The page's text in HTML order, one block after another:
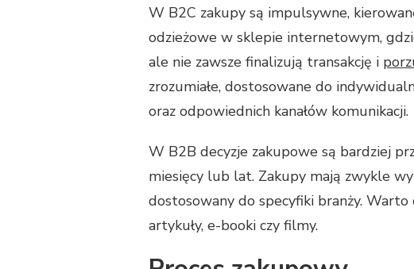
W B2C zakupy są impulsywne,
odzieżowe w sklepie internetowym,
ale nie zawsze finalizują transakcję i
zrozumiałe, dostosowane do
oraz odpowiednich kanałów komunikacji.
W B2B decyzje zakupowe są bardziej
miesięcy lub lat. Zakupy mają zwykle
dostosowany do specyfiki branży.
artykuły, e-booki czy filmy.